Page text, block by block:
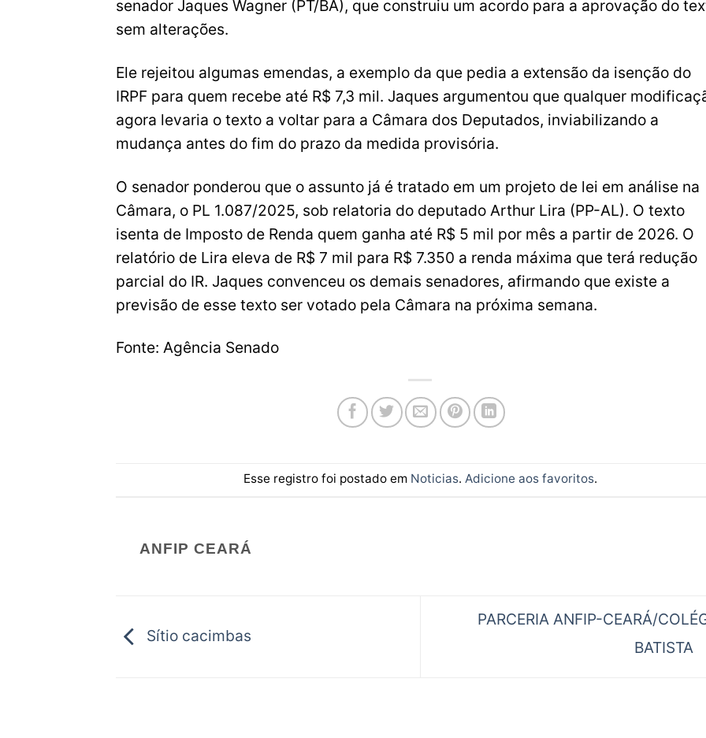
senador Jaques Wagner (PT/BA), que construiu um acordo para a aprovação do
sem alterações.
Ele rejeitou algumas emendas, a exemplo da que pedia a extensão da isenção do
IRPF para quem recebe até R$ 7,3 mil. Jaques argumentou que qualquer
agora levaria o texto a voltar para a Câmara dos Deputados, inviabilizando a
mudança antes do fim do prazo da medida provisória.
O senador ponderou que o assunto já é tratado em um projeto de lei em análise na
Câmara, o PL 1.087/2025, sob relatoria do deputado Arthur Lira (PP-AL). O texto
isenta de Imposto de Renda quem ganha até R$ 5 mil por mês a partir de 2026. O
relatório de Lira eleva de R$ 7 mil para R$ 7.350 a renda máxima que terá redução
parcial do IR. Jaques convenceu os demais senadores, afirmando que existe a
previsão de esse texto ser votado pela Câmara na próxima semana.
Fonte: Agência Senado
Esse registro foi postado em Noticias. Adicione aos favoritos.
ANFIP CEARÁ
Sítio cacimbas
PARCERIA ANFIP-CEARÁ/
BATISTA